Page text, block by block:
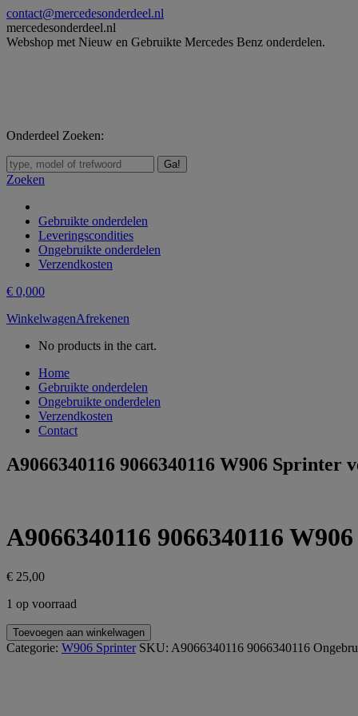
Skip
to
content
contact@mercedesonderdeel.nl
mercedesonderdeel.nl
Webshop met Nieuw en Gebruikte Mercedes Benz onderdelen.
Onderdeel Zoeken:
Zoeken:
Zoeken
Gebruikte onderdelen
Leveringscondities
Ongebruikte onderdelen
Verzendkosten
€ 0,000
WinkelwagenAfrekenen
No products in the cart.
Home
Gebruikte onderdelen
Ongebruikte onderdelen
Verzendkosten
Contact
A9066340116 9066340116 W906
A9066340116 9066340116
€ 25,00
1 op voorraad
A9066340116
9066340116
W906
Toevoegen aan winkelwagen
Categorie: W906 Sprinter SKU: A9066340116 9066340116